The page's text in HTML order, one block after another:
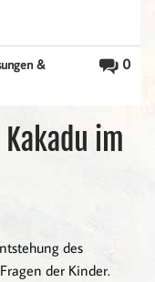
0
&
im
des
der Kinder.